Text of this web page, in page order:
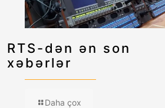
RTS-dən ən son
xəbərlər
Daha çox